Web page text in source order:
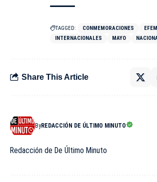
TAGGED: CONMEMORACIONES
INTERNACIONALES
MAYO
Share This Article
ByREDACCIÓN DE ÚLTIMO MINUTO
Redacción de De Último Minuto